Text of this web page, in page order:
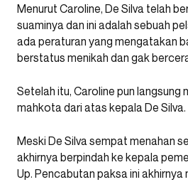
Menurut Caroline, De Silva telah
suaminya dan ini adalah sebuah
ada peraturan yang mengatakan
berstatus menikah dan gak
Setelah itu, Caroline pun langsung
mahkota dari atas kepala De Silva.
Meski De Silva sempat menahan
akhirnya berpindah ke kepala
Up. Pencabutan paksa ini akhirnya